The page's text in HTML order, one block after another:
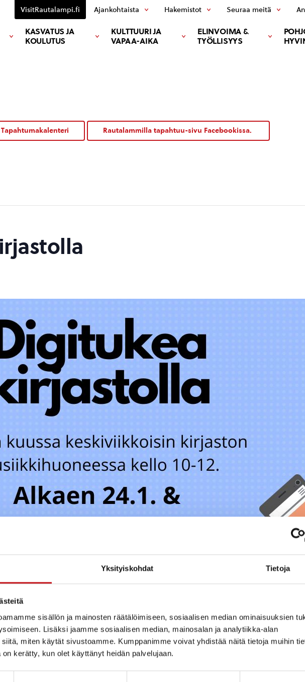
Yksityiskohdat Tietoja
sisällön ja mainosten räätälöimiseen, sosiaalisen median ominaisuuksien
Lisäksi jaamme sosiaalisen median, mainosalan ja analytiikka-alan
miten käytät sivustoamme. Kumppanimme voivat yhdistää näitä tietoja muihin
kerätty, kun olet käyttänyt heidän palvelujaan.
KASVATUS JA
KOULUTUS
KULTTUURI JA
VAPAA-AIKA
ELINVOIMA &
TYÖLLISYYS
VisitRautalampi.fi Ajankohtaista Hakemistot Seuraa meitä
Tapahtumakalenteri Rautalammilla tapahtuu-sivu Facebookissa.